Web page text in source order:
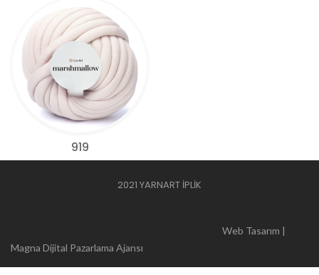
919
2021 YARNART İPLİK
Web Tasarım |
Magna Dijital Pazarlama Ajansı